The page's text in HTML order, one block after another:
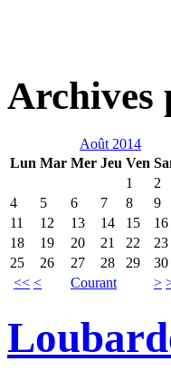
Août 2014
Lun Mar Mer Jeu Ven
1
2
4
5 6 7 8 9
11
12 13 14 15 16
18
19 20 21 22 23
25
26 27 28 29 30
<< < Courant >